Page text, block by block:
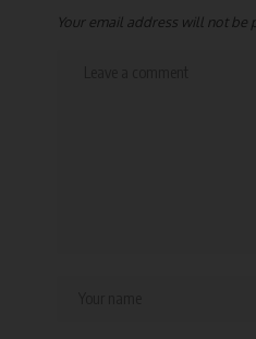
Your email address will not be